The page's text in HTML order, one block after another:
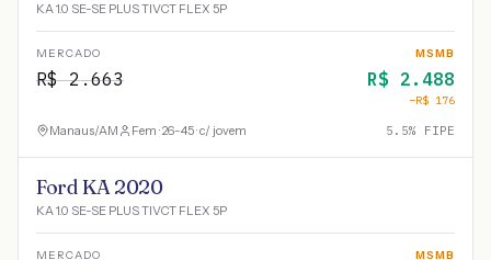
KA 1.0 SE-SE PLUS TIVCT FLEX 5P
MERCADO
R$2.663
MSMB
R$ 2.488
−R$ 176
Manaus/AM Fem · 26-45 · c/ jovem 5.5% FIPE
Ford KA 2020
KA 1.0 SE-SE PLUS TIVCT FLEX 5P
MERCADO MSMB